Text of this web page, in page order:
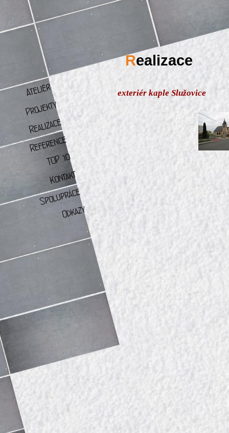
Realizace
exteriér kaple Služovice